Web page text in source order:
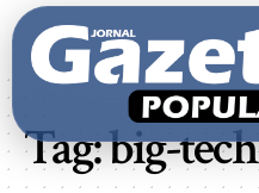
Tag:big-tech